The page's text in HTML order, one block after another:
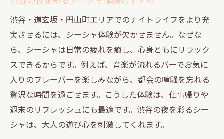
渋谷・道玄坂・円山町エリアでのナイトライフをより充
実させるには、シーシャ体験が欠かせません。なぜな
ら、シーシャは日常の疲れを癒し、心身ともにリラック
スできるからです。例えば、音楽が流れるバーでお気に
入りのフレーバーを楽しみながら、都会の喧騒を忘れる
贅沢な時間を過ごせます。こうした体験は、仕事帰りや
週末のリフレッシュにも最適です。渋谷の夜を彩るシー
シャは、大人の遊び心を刺激してくれます。